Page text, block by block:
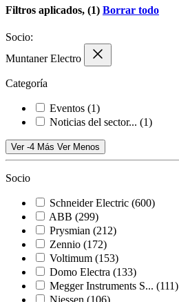
Filtros aplicados, (1) Borrar todo
Socio:
Muntaner Electro
Categoría
Eventos (1)
Noticias del sector... (1)
Ver -4 Más Ver Menos
Socio
Schneider Electric (600)
ABB (299)
Prysmian (212)
Zennio (172)
Voltimum (153)
Domo Electra (133)
Megger Instruments S... (111)
Niessen (106)